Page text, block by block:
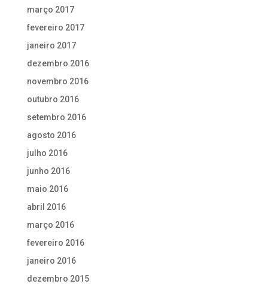
março 2017
fevereiro 2017
janeiro 2017
dezembro 2016
novembro 2016
outubro 2016
setembro 2016
agosto 2016
julho 2016
junho 2016
maio 2016
abril 2016
março 2016
fevereiro 2016
janeiro 2016
dezembro 2015